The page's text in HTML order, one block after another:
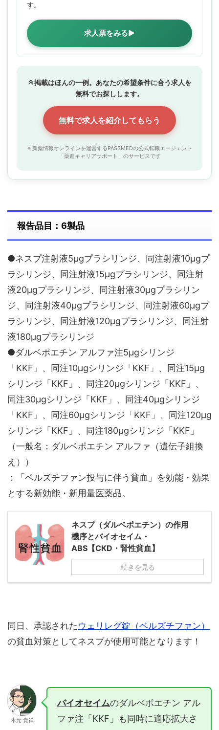
す。
求人票をみる▶
掲載はほんの一例。あなたの希望条件に合う求人を
無料でお探しします。
無料で求人を紹介してもらう
※ 新薬情報オンラインを運営するPASSMEDの公式転職エージェント
「薬進キャリアサポート」のサービスです
報告品目：6製品
●ネスプ注射液5μgプラシリンジ、同注射液10μgプ
ラシリンジ、同注射液15μgプラシリンジ、同注射
液20μgプラシリンジ、同注射液30μgプラシリン
ジ、同注射液40μgプラシリンジ、同注射液60μgプ
ラシリンジ、同注射液120μgプラシリンジ、同注射
液180μgプラシリンジ
●ダルベポエチン アルファ注5μgシリンジ
「KKF」、同注10μgシリンジ「KKF」、同注15μg
シリンジ「KKF」、同注20μgシリンジ「KKF」、
同注30μgシリンジ「KKF」、同注40μgシリンジ
「KKF」、同注60μgシリンジ「KKF」、同注120μg
シリンジ「KKF」、同注180μgシリンジ「KKF」
（一般名：ダルベポエチン アルファ（遺伝子組換
え））
：「ベルズチファン投与に伴う貧血」を効能・効果
とする新効能・新用量医薬品。
ネスプ（ダルベポエチン）の作用
機序とバイオセイム・
ABS【CKD・腎性貧血】
続きを見る
同日、承認されたウェリレグ錠（ベルズチファン）
の貧血対策としてネスプが使用可能となります！
木元 貴祥
バイオセイムのダルベポエチン アル
ファ注「KKF」も同時に適応拡大さ